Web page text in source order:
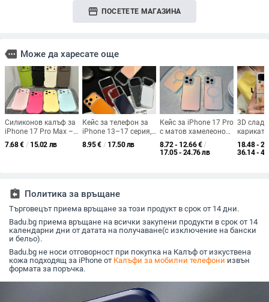
storefront ПОСЕТЕТЕ МАГАЗИНА
more Може да харесате още
Силиконов калъф за
iPhone 17 Pro Max –
пълен обхват, дизайн
с кръгли бутони,
7.68€ / 15.02 лв
Кейс за телефон за
iPhone 13–17 серия,
акрил, матов
завършек, прозрачен
8.95€ / 17.50 лв
Кейс за iPhone 17 Pro
с матов хамелеонов
ефект и променящ се
цвят, MagSafe
8.72 - 12.66€ /
17.05 - 24.76 лв
3D
калъф
Galaxy Z
18.48 -
36.14 -
assignment_return Политика за връщане
Търговецът приема връщане за този продукт в срок от 14 дни.
Badu.bg приема връщане на всички закупени продукти в срок от 14
календарни дни от датата на получаване(с изключение на бански
и бельо).
Badu.bg не носи отговорност при покупка на Калъф от изкуствена
кожа подходящ за iPhone от Калъфи за мобилни телефони извън
формата за поръчка.